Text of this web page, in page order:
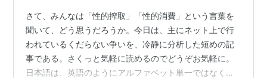
さて、みんなは「性的搾取」「性的消費」という言葉を
聞いて、どう思うだろうか。今日は、主にネット上で行
われているくだらない争いを、冷静に分析した短めの記
事である。さくっと気軽に読めるのでどうぞお気軽に。
日本語は、英語のようにアルファベット単一ではなく、